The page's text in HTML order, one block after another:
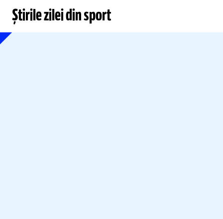
Știrile zilei din sport